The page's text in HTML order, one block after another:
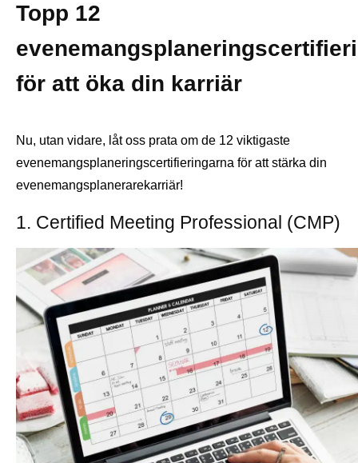
Topp 12
för att öka din karriär
Nu, utan vidare, låt oss prata om de 12 viktigaste
evenemangsplaneringscertifieringarna för att stärka din
evenemangsplanerarekarriär!
1. Certified Meeting Professional (CMP)